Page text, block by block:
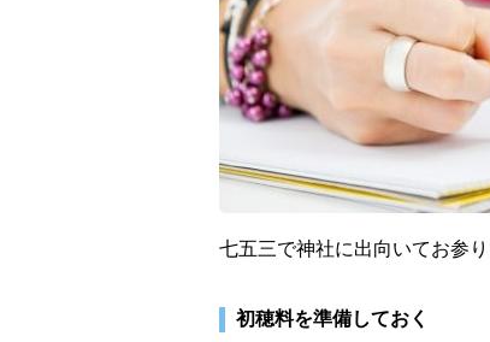
七五三で神社に出向いてお参
初穂料を準備しておく